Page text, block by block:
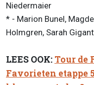
Niedermaier
* - Marion Bunel,
Holmgren, Sarah
LEES OOK: Tour de
Favorieten etappe